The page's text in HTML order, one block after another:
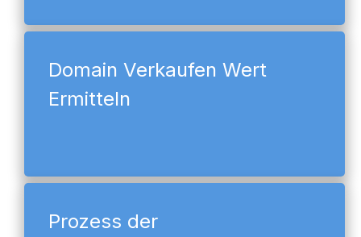
Domain Verkaufen Wert
Ermitteln
Prozess der